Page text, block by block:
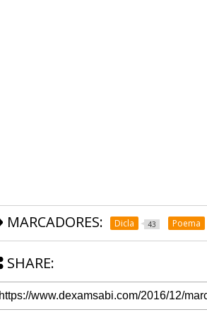
MARCADORES: Dicla 43 Poema
SHARE: